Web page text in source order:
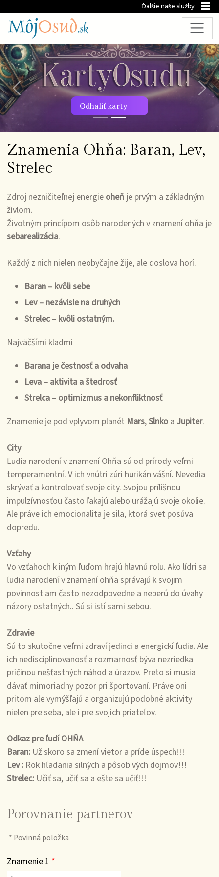
Ďalšie naše služby
Odhaliť karty
Predchádzajúca snímka
Znamenia Ohňa: Baran, Lev,
Strelec
Zdroj nezničiteľnej energie oheňje prvým a základným
živlom.
Životným princípom osôb narodených v znamení ohňa je
sebarealizácia.
Každý z nich nielen neobyčajne žije, ale doslova horí.
Baran – kvôli sebe
Lev – nezávisle na druhých
Strelec – kvôli ostatným.
Najväčšími kladmi
Barana je čestnosť a odvaha
Leva – aktivita a štedrosť
Strelca – optimizmus a nekonfliktnosť
Znamenie je pod vplyvom planét Mars,Slnkoa Jupiter.
City
Ľudia narodení v znamení Ohňa sú od prírody veľmi
temperamentní. V ich vnútri zúri hurikán vášní. Nevedia
skrývať a kontrolovať svoje city. Svojou prílišnou
impulzívnosťou často ľakajú alebo urážajú svoje okolie.
Ale práve ich emocionalita je sila, ktorá svet posúva
dopredu.
Vzťahy
Vo vzťahoch k iným ľuďom hrajú hlavnú rolu. Ako lídri sa
ľudia narodení v znamení ohňa správajú k svojim
povinnostiam často nezodpovedne a neberú do úvahy
názory ostatných.. Sú si istí sami sebou.
Zdravie
Sú to skutočne veľmi zdraví jedinci a energickí ľudia. Ale
ich nedisciplinovanosť a rozmarnosť býva nezriedka
príčinou nešťastných náhod a úrazov. Preto si musia
dávať mimoriadny pozor pri športovaní. Práve oni
pritom ale vymýšľajú a organizujú podobné aktivity
nielen pre seba, ale i pre svojich priateľov.
Odkaz pre ľudí OHŇA
Baran:Už skoro sa zmení vietor a príde úspech!!!
Lev :Rok hľadania silných a pôsobivých dojmov!!!
Strelec:Učiť sa, učiť sa a ešte sa učiť!!!
Porovnanie partnerov
* Povinná položka
Znamenie 1 *